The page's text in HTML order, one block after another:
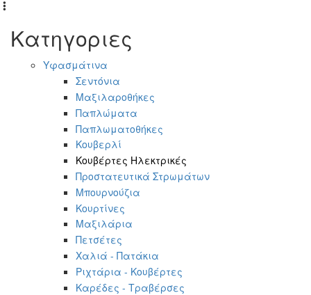
Κατηγοριες
Υφασμάτινα
Σεντόνια
Μαξιλαροθήκες
Παπλώματα
Παπλωματοθήκες
Κουβερλί
Κουβέρτες Ηλεκτρικές
Προστατευτικά Στρωμάτων
Μπουρνούζια
Κουρτίνες
Μαξιλάρια
Πετσέτες
Χαλιά - Πατάκια
Ριχτάρια - Κουβέρτες
Καρέδες - Τραβέρσες